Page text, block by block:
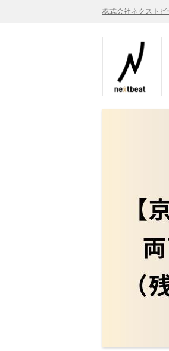
株式会社ネクストビ